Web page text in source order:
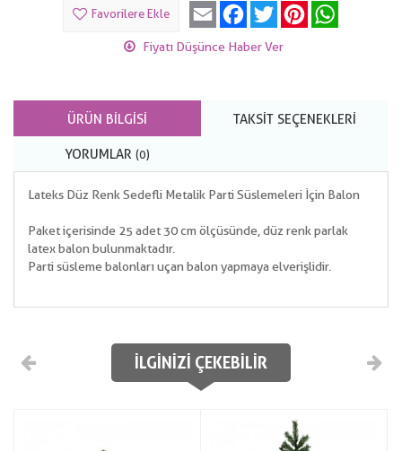
Favorilere Ekle Email Facebook
Twitter Pinterest
Fiyatı Düşünce Haber Ver
ÜRÜN BILGISI TAKSIT SEÇENEKLERI
YORUMLAR (0)
Lateks Düz Renk Sedefli Metalik Parti Süslemeleri İçin Balon
Paket içerisinde 25 adet 30 cm ölçüsünde, düz renk parlak
latex balon bulunmaktadır.
Parti süsleme balonları uçan balon yapmaya elverişlidir.
İLGINIZI ÇEKEBILIR